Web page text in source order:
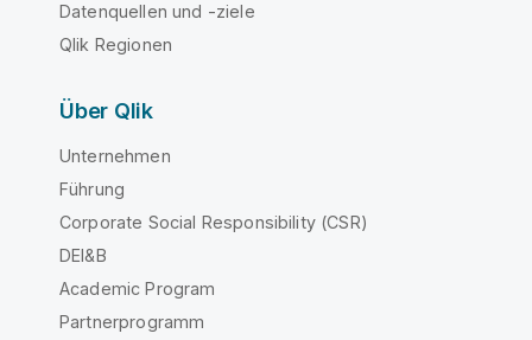
Datenquellen und -ziele
Qlik Regionen
Über Qlik
Unternehmen
Führung
Corporate Social Responsibility (CSR)
DEI&B
Academic Program
Partnerprogramm